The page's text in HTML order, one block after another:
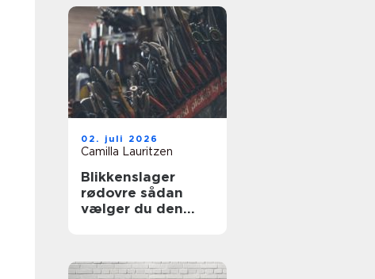
02. juli 2026
Camilla Lauritzen
Blikkenslager
rødovre sådan
vælger du den